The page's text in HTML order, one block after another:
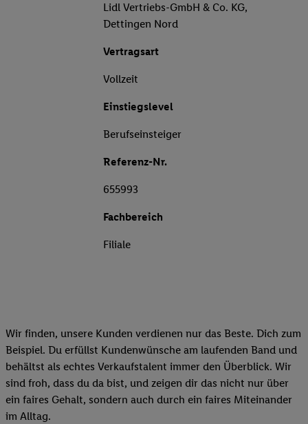
Lidl Vertriebs-GmbH & Co. KG,
Dettingen Nord
Vertragsart
Vollzeit
Einstiegslevel
Berufseinsteiger
Referenz-Nr.
655993
Fachbereich
Filiale
Wir finden, unsere Kunden verdienen nur das Beste. Dich zum
Beispiel. Du erfüllst Kundenwünsche am laufenden Band und
behältst als echtes Verkaufstalent immer den Überblick. Wir
sind froh, dass du da bist, und zeigen dir das nicht nur über
ein faires Gehalt, sondern auch durch ein faires Miteinander
im Alltag.